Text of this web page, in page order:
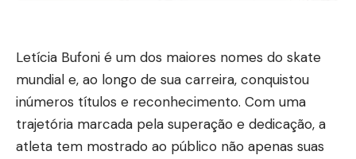
Letícia Bufoni é um dos maiores nomes do skate
mundial e, ao longo de sua carreira, conquistou
inúmeros títulos e reconhecimento. Com uma
trajetória marcada pela superação e dedicação, a
atleta tem mostrado ao público não apenas suas